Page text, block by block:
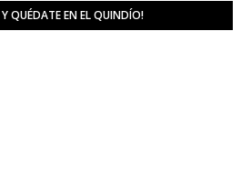
Y QUÉDATE EN EL QUINDÍO!